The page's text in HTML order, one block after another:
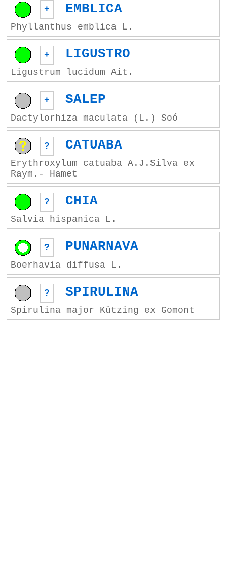
+ EMBLICA
Phyllanthus emblica L.
+ LIGUSTRO
Ligustrum lucidum Ait.
+ SALEP
Dactylorhiza maculata (L.) Soó
? CATUABA
Erythroxylum catuaba A.J.Silva ex
Raym.- Hamet
? CHIA
Salvia hispanica L.
? PUNARNAVA
Boerhavia diffusa L.
? SPIRULINA
Spirulina major Kützing ex Gomont